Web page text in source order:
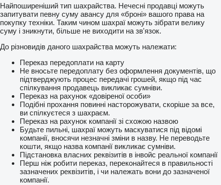
Найпоширеніший тип шахрайства. Нечесні продавці можуть
запитувати певну суму авансу для «броні» вашого права на
покупку техніки. Таким чином шахраї можуть зібрати велику
суму і зникнути, більше не виходити на зв'язок.
До різновидів даного шахрайства можуть належати:
Переказ передоплати на карту
Не вносьте передоплату без оформлення документів, що
підтверджують процес передачі грошей, якщо під час
спілкування продавець викликає сумніви.
Переказ на рахунок «довіреної особи»
Подібні прохання повинні насторожувати, скоріше за все,
ви спілкуєтеся з шахраєм.
Переказ на рахунок компанії зі схожою назвою
Будьте пильні, шахраї можуть маскуватися під відомі
компанії, вносячи незначні зміни в назву. Не переводьте
кошти, якщо назва компанії викликає сумніви.
Підстановка власних реквізитів в інвойс реальної компанії
Перш ніж робити переказ, переконайтеся в правильності
зазначених реквізитів, і чи належать вони до зазначеної
компанії.